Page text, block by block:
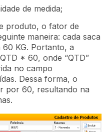
de medida;
produto, o fator de
maneira: cada saca
KG. Portanto, a
* 60, onde “QTD”
no campo
Dessa forma, o
por 60, resultando na